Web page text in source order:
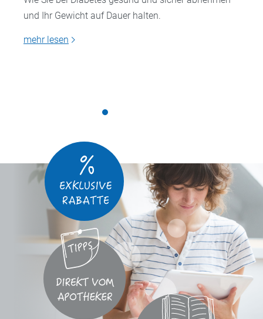
und Ihr Gewicht auf Dauer halten.
mehr lesen